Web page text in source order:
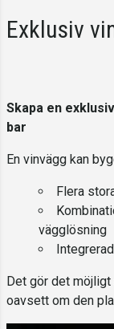
Exklusiv
Skapa en
bar
En vinvägg kan
Flera
vägglösning
Det gör det
oavsett om den